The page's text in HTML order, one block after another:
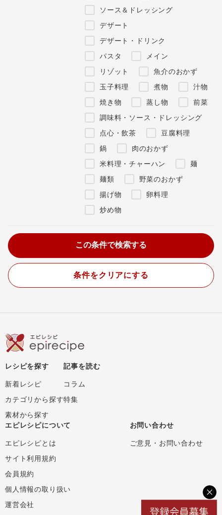
ソース＆ドレッシング
デザート
デザート・ドリンク
パスタ
メイン
リゾット
魚介のおかず
玉子料理
煮物
汁物
焼き物
蒸し物
前菜
調味料・ソース・ドレッシング
点心・飲茶
豆腐料理
鍋
肉のおかず
米料理・チャーハン
麺
麺類
野菜のおかず
揚げ物
卵料理
炒め物
条件をクリアにする
レシピを探す
新着レシピ
カテゴリから探す
素材から探す
記事を読む
コラム
特集
エピレシピについて
エピレシピとは
サイト利用規約
会員規約
個人情報の取り扱い
運営会社
お問い合わせ
ご意見・お問い合わせ